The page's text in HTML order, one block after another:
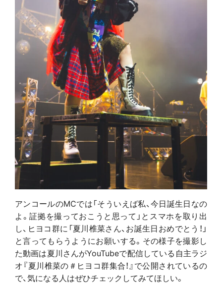
アンコールのMCでは「そういえば私、今日誕生日なの
よ。証拠を撮っておこうと思って」とスマホを取り出
し、ヒヨコ群に「夏川椎菜さん、お誕生日おめでとう！」
と言ってもらうようにお願いする。その様子を撮影し
た動画は夏川さんがYouTubeで配信している自主ラジ
オ『夏川椎菜の＃ヒヨコ群集合！』で公開されているの
で、気になる人はぜひチェックしてみてほしい。